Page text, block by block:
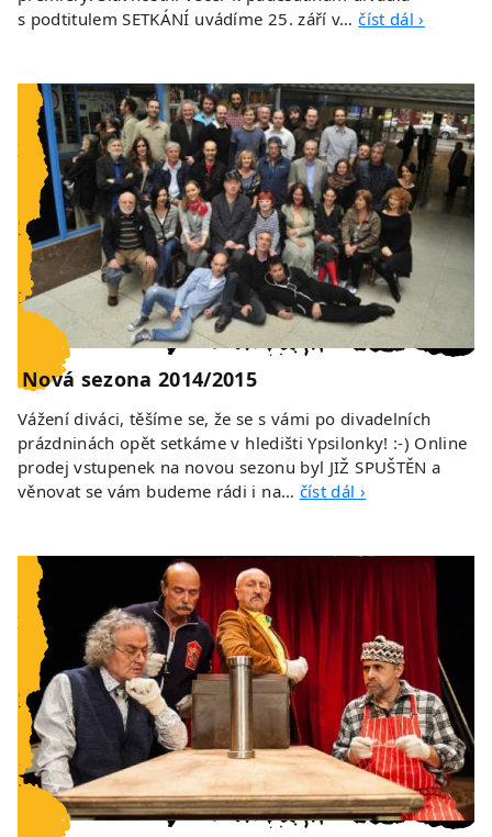
s podtitulem SETKÁNÍ uvádíme 25. září v…číst dál ›
Nová sezona 2014/2015
Vážení diváci, těšíme se, že se s vámi po divadelních
prázdninách opět setkáme v hledišti Ypsilonky! :-) Online
prodej vstupenek na novou sezonu byl JIŽ SPUŠTĚN a
věnovat se vám budeme rádi i na… číst dál ›